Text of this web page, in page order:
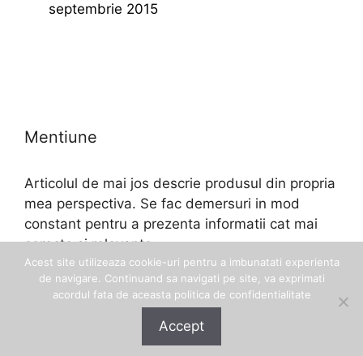
septembrie 2015
Mentiune
Articolul de mai jos descrie produsul din propria
mea perspectiva. Se fac demersuri in mod
constant pentru a prezenta informatii cat mai
corecte si relevante.
• Construit cu
Acest site utilizeaza cookie-uri pentru a imbunatati experienta
de navigare. Continuand sa navigati pe site, va exprimati
acordul fata de aceasta politica de confidentialitate
Accept